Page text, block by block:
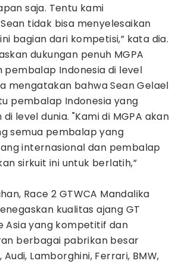
saja. Tentu kami
tidak bisa menyelesaikan
bagian dari kompetisi,” kata dia.
dukungan penuh MGPA
Indonesia di level
mengatakan bahwa Sean Gelael
pembalap Indonesia yang
level dunia. "Kami di MGPA akan
semua pembalap yang
internasional dan pembalap
sirkuit ini untuk berlatih,”
Race 2 GTWCA Mandalika
kualitas ajang GT
Asia yang kompetitif dan
berbagai pabrikan besar
Lamborghini, Ferrari, BMW,